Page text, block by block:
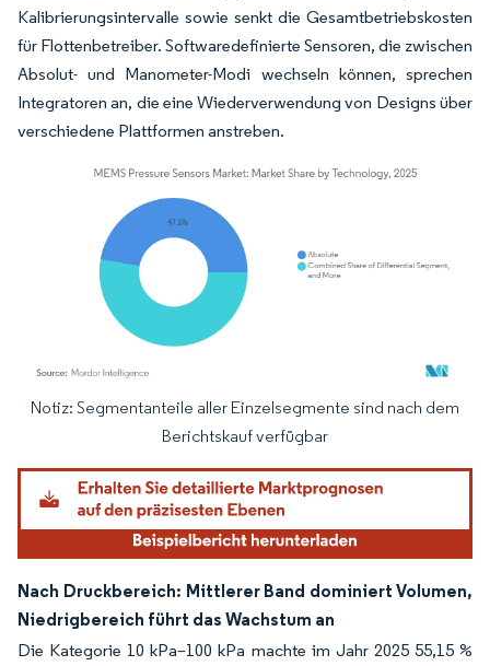
Kalibrierungsintervalle sowie senkt die Gesamtbetriebskosten
für Flottenbetreiber. Softwaredefinierte Sensoren, die zwischen
Absolut- und Manometer-Modi wechseln können, sprechen
Integratoren an, die eine Wiederverwendung von Designs über
verschiedene Plattformen anstreben.
Bild © Mordor Intelligence. Wiederverwendung erfordert Namensnennung
Notiz: Segmentanteile aller Einzelsegmente sind nach dem
Berichtskauf verfügbar
Nach Druckbereich: Mittlerer Band dominiert Volumen,
Niedrigbereich führt das Wachstum an
Die Kategorie 10 kPa–100 kPa machte im Jahr 2025 55,15 %